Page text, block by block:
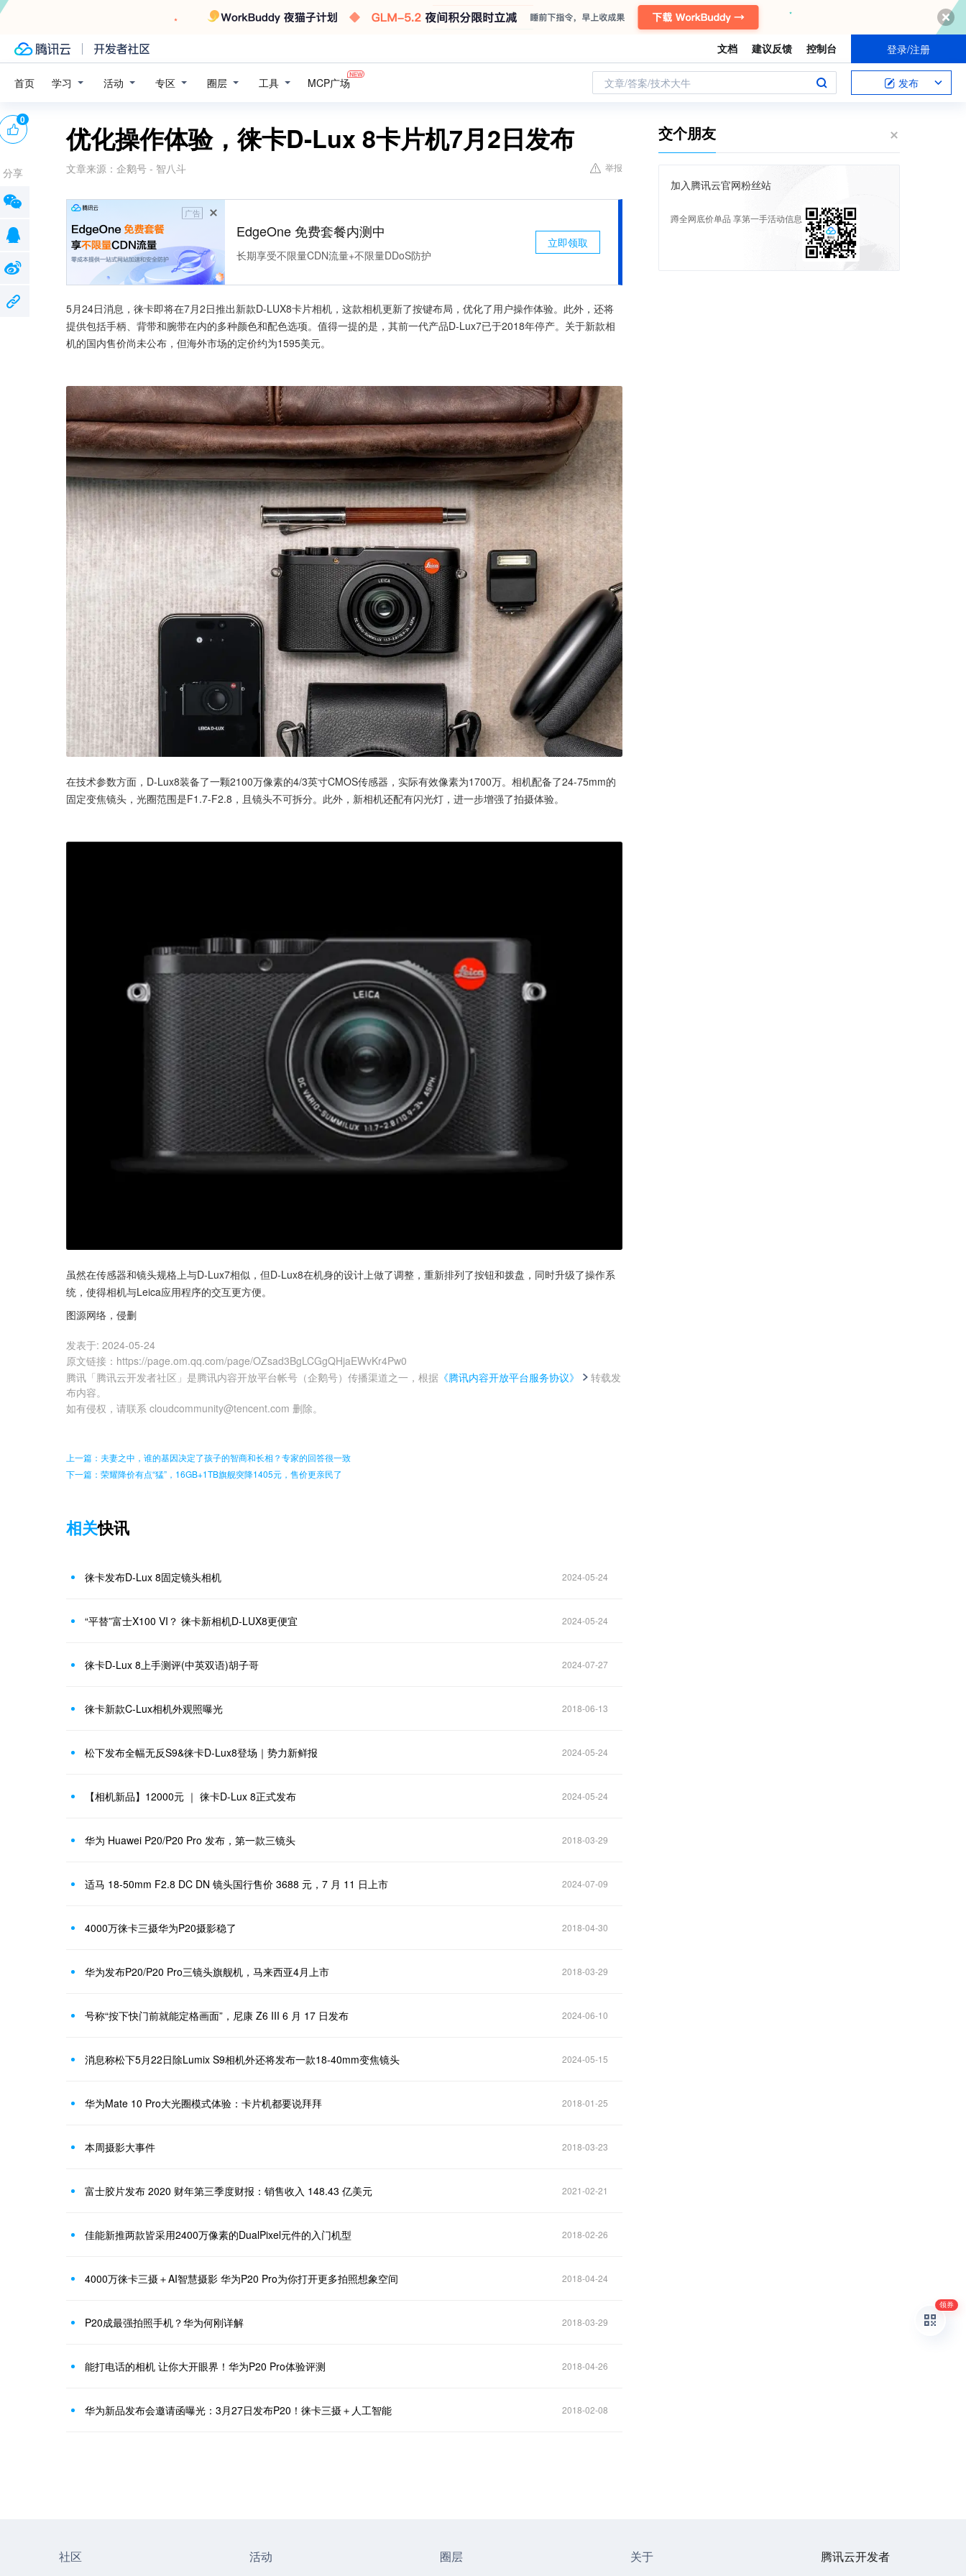
文档 建议反馈 控制台 登录/注册
首页 学习 活动 专区 圈层 工具 MCP广场 文章/答案/技术大牛 发布
优化操作体验，徕卡D-Lux 8卡片机7月2日发布
文章来源： 企鹅号 - 智八斗 举报
广告
EdgeOne 免费套餐内测中
长期享受不限量CDN流量+不限量DDoS防护
立即领取
5月24日消息，徕卡即将在7月2日推出新款D-LUX8卡片相机，这款相机更新了按键布局，优化了用户操作体验。此外，还将
提供包括手柄、背带和腕带在内的多种颜色和配色选项。值得一提的是，其前一代产品D-Lux7已于2018年停产。关于新款相
机的国内售价尚未公布，但海外市场的定价约为1595美元。
在技术参数方面，D-Lux8装备了一颗2100万像素的4/3英寸CMOS传感器，实际有效像素为1700万。相机配备了24-75mm的
固定变焦镜头，光圈范围是F1.7-F2.8，且镜头不可拆分。此外，新相机还配有闪光灯，进一步增强了拍摄体验。
虽然在传感器和镜头规格上与D-Lux7相似，但D-Lux8在机身的设计上做了调整，重新排列了按钮和拨盘，同时升级了操作系
统，使得相机与Leica应用程序的交互更方便。
图源网络，侵删
发表于: 2024-05-24
原文链接 ： https://page.om.qq.com/page/OZsad3BgLCGgQHjaEWvKr4Pw0
腾讯「腾讯云开发者社区」是腾讯内容开放平台帐号（企鹅号）传播渠道之一，根据 《腾讯内容开放平台服务协议》
转载发
布内容。
如有侵权，请联系 cloudcommunity@tencent.com 删除。
0
分享
上一篇：夫妻之中，谁的基因决定了孩子的智商和长相？专家的回答很一致
下一篇：荣耀降价有点“猛”，16GB+1TB旗舰突降1405元，售价更亲民了
相关快讯
徕卡发布D-Lux 8固定镜头相机 2024-05-24
“平替”富士X100 VI？ 徕卡新相机D-LUX8更便宜 2024-05-24
徕卡D-Lux 8上手测评(中英双语)胡子哥 2024-07-27
徕卡新款C-Lux相机外观照曝光 2018-06-13
松下发布全幅无反S9&徕卡D-Lux8登场｜势力新鲜报 2024-05-24
【相机新品】12000元 ｜ 徕卡D-Lux 8正式发布 2024-05-24
华为 Huawei P20/P20 Pro 发布，第一款三镜头 2018-03-29
适马 18-50mm F2.8 DC DN 镜头国行售价 3688 元，7 月 11 日上市 2024-07-09
4000万徕卡三摄华为P20摄影稳了 2018-04-30
华为发布P20/P20 Pro三镜头旗舰机，马来西亚4月上市 2018-03-29
号称“按下快门前就能定格画面”，尼康 Z6 III 6 月 17 日发布 2024-06-10
消息称松下5月22日除Lumix S9相机外还将发布一款18-40mm变焦镜头 2024-05-15
华为Mate 10 Pro大光圈模式体验：卡片机都要说拜拜 2018-01-25
本周摄影大事件 2018-03-23
富士胶片发布 2020 财年第三季度财报：销售收入 148.43 亿美元 2021-02-21
佳能新推两款皆采用2400万像素的DualPixel元件的入门机型 2018-02-26
4000万徕卡三摄＋AI智慧摄影 华为P20 Pro为你打开更多拍照想象空间 2018-04-24
P20成最强拍照手机？华为何刚详解 2018-03-29
能打电话的相机 让你大开眼界！华为P20 Pro体验评测 2018-04-26
华为新品发布会邀请函曝光：3月27日发布P20！徕卡三摄＋人工智能 2018-02-08
交个朋友
加入腾讯云官网粉丝站
蹲全网底价单品 享第一手活动信息
社区 活动 圈层 关于 腾讯云开发者
领券